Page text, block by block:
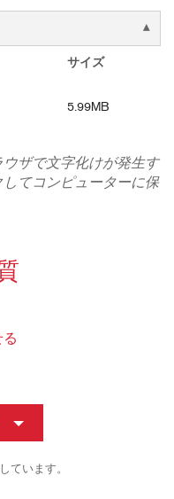
サイズ
5.99MB
ザで文字化けが発生す
てコンピューターに保
ています。